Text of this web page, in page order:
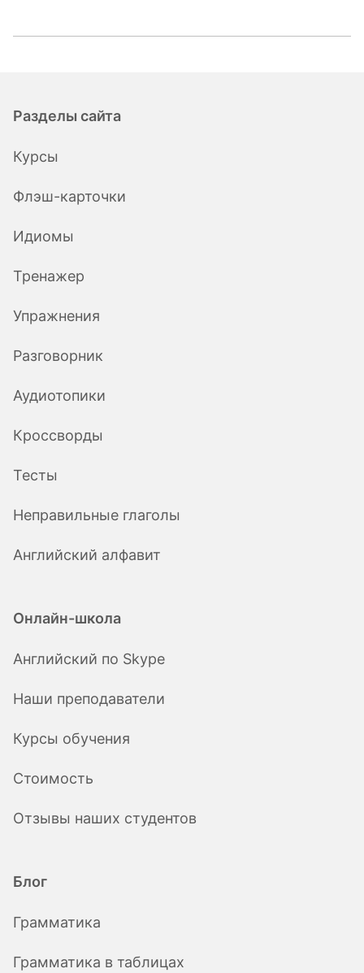
Разделы сайта
Курсы
Флэш-карточки
Идиомы
Тренажер
Упражнения
Разговорник
Аудиотопики
Кроссворды
Тесты
Неправильные глаголы
Английский алфавит
Онлайн-школа
Английский по Skype
Наши преподаватели
Курсы обучения
Стоимость
Отзывы наших студентов
Блог
Грамматика
Грамматика в таблицах